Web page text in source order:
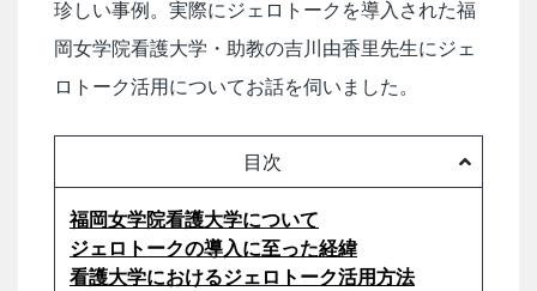
珍しい事例。実際にジェロトークを導入された福
岡女学院看護大学・助教の吉川由香里先生にジェ
ロトーク活用についてお話を伺いました。
目次
福岡女学院看護大学について
ジェロトークの導入に至った経緯
看護大学におけるジェロトーク活用方法